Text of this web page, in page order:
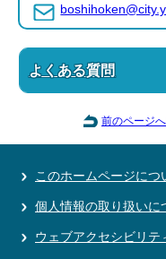
よくある質問
前のページ
このホームページにつ
個人情報の取り扱いに
ウェブアクセシビリテ